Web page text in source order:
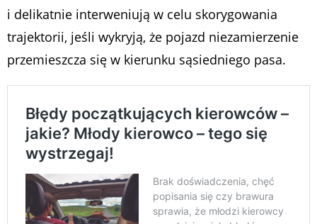
i delikatnie interweniują w celu skorygowania
trajektorii, jeśli wykryją, że pojazd niezamierzenie
przemieszcza się w kierunku sąsiedniego pasa.